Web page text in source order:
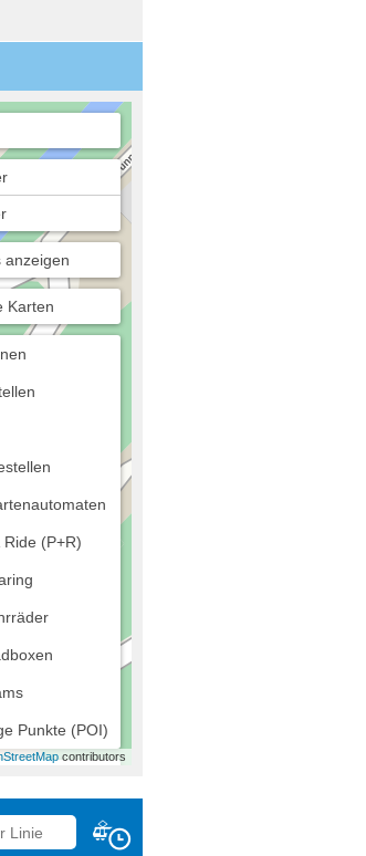
anzeigen
Karten
Ride (P+R)
Punkte (POI)
contributors